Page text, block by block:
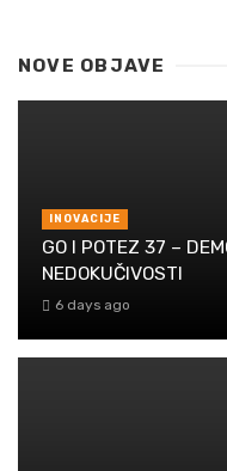
NOVE OBJAVE
INOVACIJE
GO I POTEZ 37 –
NEDOKUČIVOSTI
6 days ago